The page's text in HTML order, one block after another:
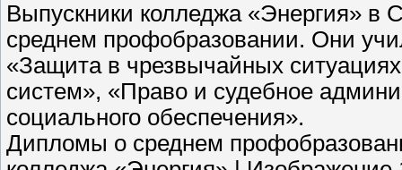
Выпускники колледжа «Энергия» в
среднем профобразовании. Они
«Защита в чрезвычайных
систем», «Право и судебное
социального обеспечения».
Дипломы о среднем